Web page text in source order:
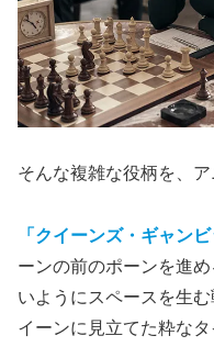
そんな複雑な役柄を、
「クイーンズ・ギャンビ
ーンの前のポーンを進
いようにスペースを生
イーンに見立てた粋なタ